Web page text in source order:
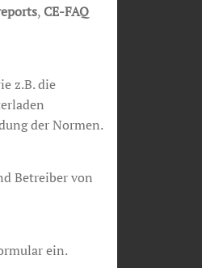
, CE-FAQ
z.B. die
der Normen.
Betreiber von
ein.